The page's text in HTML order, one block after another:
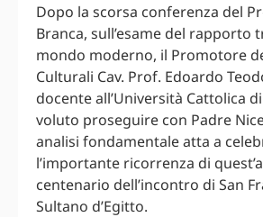
Dopo la scorsa conferenza del
Branca, sull’esame del rapporto
mondo moderno, il Promotore
Culturali Cav. Prof. Edoardo
docente all’Università Cattolica
voluto proseguire con Padre
analisi fondamentale atta a
l’importante ricorrenza di
centenario dell’incontro di San
Sultano d’Egitto.